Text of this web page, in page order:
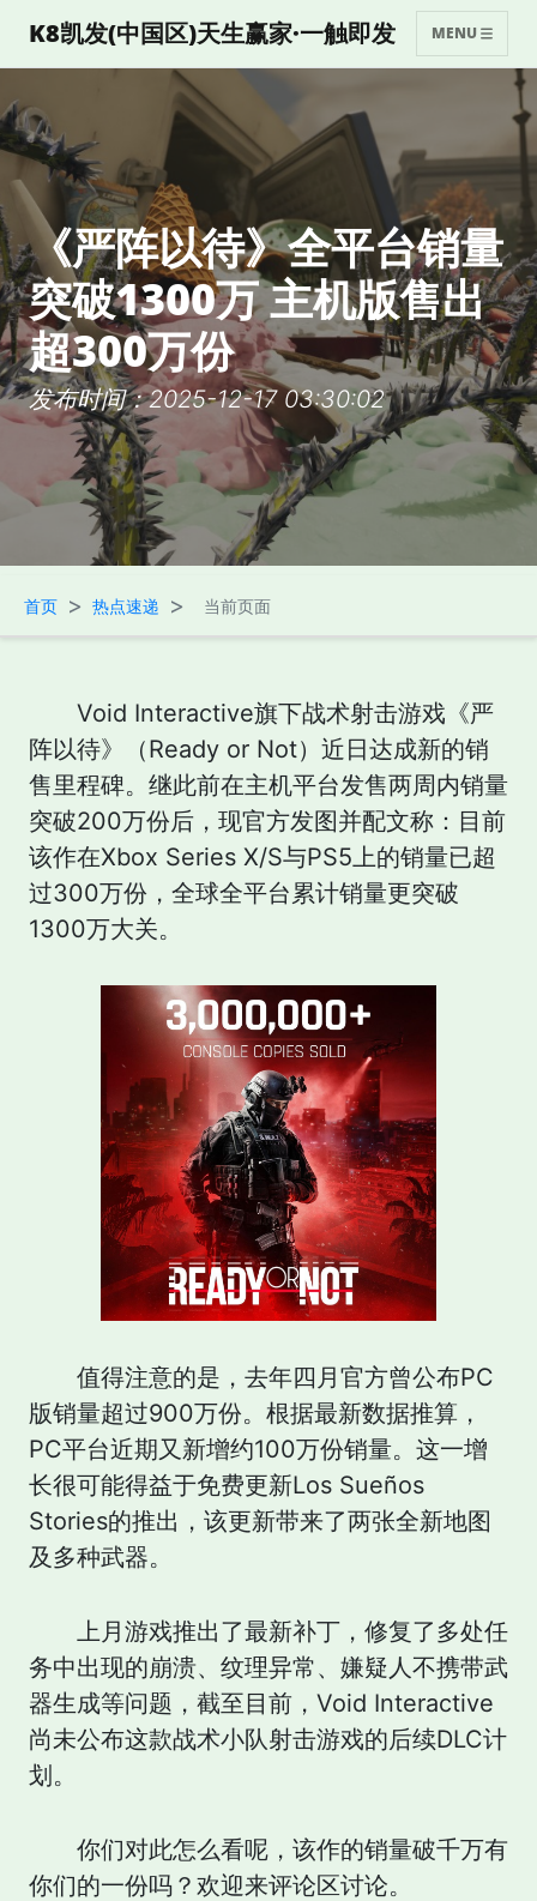
K8凯发(中国区)天生赢家·一触即发 MENU
《严阵以待》全平台销量
突破1300万 主机版售出
超300万份
发布时间：2025-12-17 03:30:02
首页 > 热点速递 > 当前页面
Void Interactive旗下战术射击游戏《严
阵以待》（Ready or Not）近日达成新的销
售里程碑。继此前在主机平台发售两周内销量
突破200万份后，现官方发图并配文称：目前
该作在Xbox Series X/S与PS5上的销量已超
过300万份，全球全平台累计销量更突破
1300万大关。
值得注意的是，去年四月官方曾公布PC
版销量超过900万份。根据最新数据推算，
PC平台近期又新增约100万份销量。这一增
长很可能得益于免费更新Los Sueños
Stories的推出，该更新带来了两张全新地图
及多种武器。
上月游戏推出了最新补丁，修复了多处任
务中出现的崩溃、纹理异常、嫌疑人不携带武
器生成等问题，截至目前，Void Interactive
尚未公布这款战术小队射击游戏的后续DLC计
划。
你们对此怎么看呢，该作的销量破千万有
你们的一份吗？欢迎来评论区讨论。